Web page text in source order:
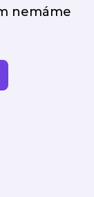
nemáme